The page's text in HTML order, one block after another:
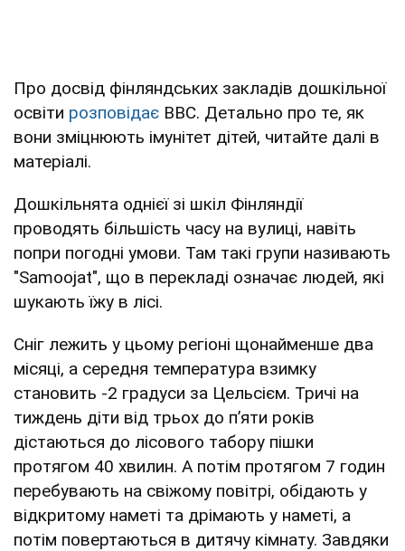
Про досвід фінляндських закладів дошкільної
освіти розповідає ВВС. Детально про те, як
вони зміцнюють імунітет дітей, читайте далі в
матеріалі.
Дошкільнята однієї зі шкіл Фінляндії
проводять більшість часу на вулиці, навіть
попри погодні умови. Там такі групи називають
"Samoojat", що в перекладі означає людей, які
шукають їжу в лісі.
Сніг лежить у цьому регіоні щонайменше два
місяці, а середня температура взимку
становить -2 градуси за Цельсієм. Тричі на
тиждень діти від трьох до пʼяти років
дістаються до лісового табору пішки
протягом 40 хвилин. А потім протягом 7 годин
перебувають на свіжому повітрі, обідають у
відкритому наметі та дрімають у наметі, а
потім повертаються в дитячу кімнату. Завдяки